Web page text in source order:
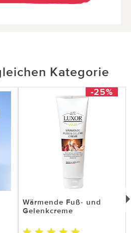
Kategorie
-25%
Wärmende Fuß- und
Gelenkcreme